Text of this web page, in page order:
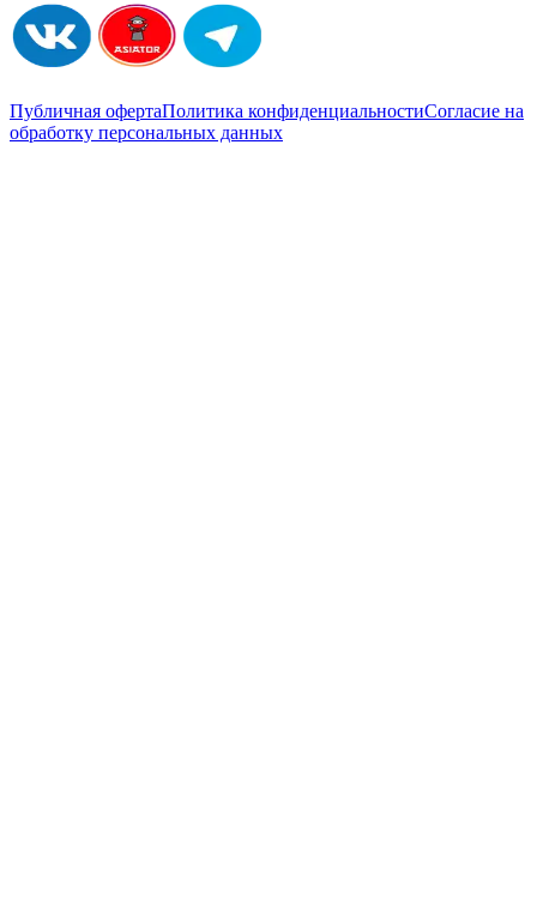
Публичная офертаПолитика конфиденциальностиСогласие на
обработку персональных данных